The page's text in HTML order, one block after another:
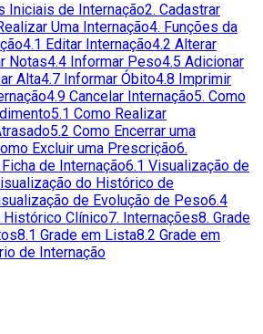
Iniciais de Internação2. Cadastrar
Uma Internação4. Funções da
4.1 Editar Internação4.2 Alterar
Notas4.4 Informar Peso4.5 Adicionar
Alta4.7 Informar Óbito4.8 Imprimir
4.9 Cancelar Internação5. Como
5.1 Como Realizar
5.2 Como Encerrar uma
Excluir uma Prescrição6.
de Internação6.1 Visualização de
do Histórico de
de Evolução de Peso6.4
Clínico7. Internações8. Grade
8.1 Grade em Lista8.2 Grade em
de Internação